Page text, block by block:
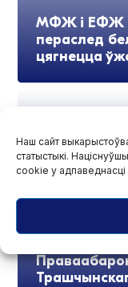
Наш сайт
статыстыкі.
cookie у адпаведнасці
МФЖ і ЕФЖ
пераслед
цягнецца